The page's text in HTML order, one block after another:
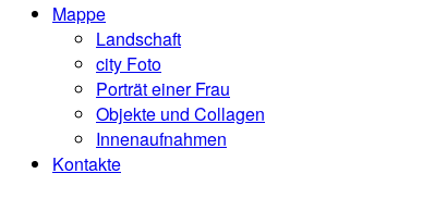
Mappe
Landschaft
city ​​Foto
Porträt einer Frau
Objekte und Collagen
Innenaufnahmen
Kontakte